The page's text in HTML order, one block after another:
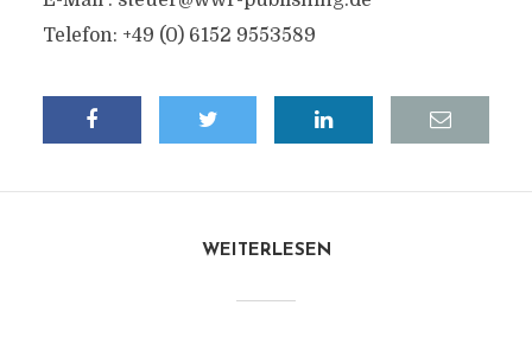
Telefon: +49 (0) 6152 9553589
WEITERLESEN